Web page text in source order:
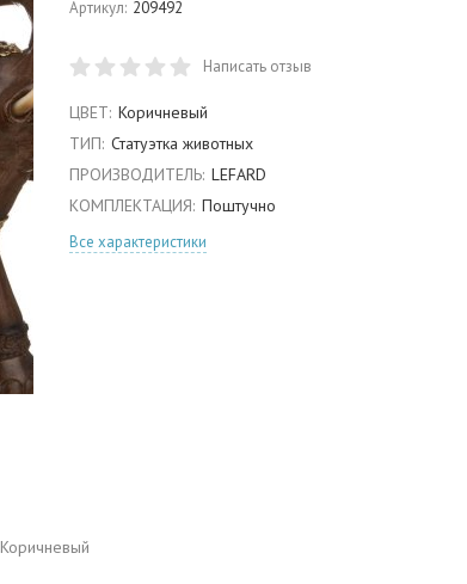
Артикул: 209492
Написать отзыв
ЦВЕТ: Коричневый
ТИП: Статуэтка животных
ПРОИЗВОДИТЕЛЬ: LEFARD
КОМПЛЕКТАЦИЯ: Поштучно
Все характеристики
Коричневый